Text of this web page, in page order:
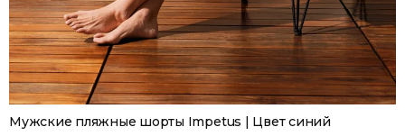
Мужские пляжные шорты Impetus | Цвет синий